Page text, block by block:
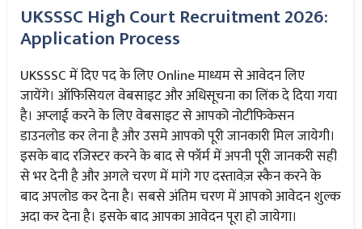
UKSSSC High Court Recruitment 2026:
Application Process
UKSSSC में दिए पद के लिए Online माध्यम से आवेदन लिए
जायेंगे। ऑफिसियल वेबसाइट और अधिसूचना का लिंक दे दिया गया
है। अप्लाई करने के लिए वेबसाइट से आपको नोटीफिकेसन
डाउनलोड कर लेना है और उसमे आपको पूरी जानकारी मिल जायेगी।
इसके बाद रजिस्टर करने के बाद से फॉर्म में अपनी पूरी जानकरी सही
से भर देनी है और अगले चरण में मांगे गए दस्तावेज़ स्कैन करने के
बाद अपलोड कर देना है। सबसे अंतिम चरण में आपको आवेदन शुल्क
अदा कर देना है। इसके बाद आपका आवेदन पूरा हो जायेगा।